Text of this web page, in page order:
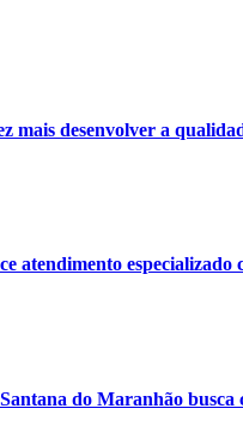
mais desenvolver a
atendimento especializado
do Maranhão